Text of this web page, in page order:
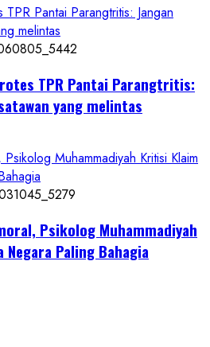
Pantai Parangtritis: Jangan
melintas
TPR Pantai Parangtritis:
yang melintas
Muhammadiyah Kritisi Klaim
Psikolog Muhammadiyah
Paling Bahagia